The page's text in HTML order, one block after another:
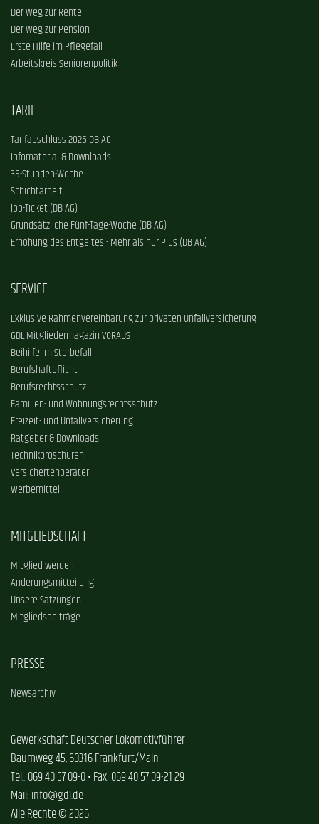
Der Weg zur Rente
Der Weg zur Pension
Erste Hilfe im Pflegefall
Arbeitskreis Seniorenpolitik
TARIF
Tarifabschluss 2026 DB AG
Infomaterial & Downloads
35-Stunden-Woche
Schichtarbeit
Job-Ticket (DB AG)
Grundsätzliche Fünf-Tage-Woche (DB AG)
Erhöhung des Entgeltes - Mehr als nur Plus (DB AG)
SERVICE
Exklusive Rahmenvereinbarung zur privaten Unfallversicherung
GDL-Mitgliedermagazin VORAUS
Beihilfe im Sterbefall
Berufshaftpflicht
Berufsrechtsschutz
Familien- und Wohnungsrechtsschutz
Freizeit- und Unfallversicherung
Ratgeber & Downloads
Technikbroschüren
Versichertenberater
Werbemittel
MITGLIEDSCHAFT
Mitglied werden
Änderungsmitteilung
Unsere Satzungen
Mitgliedsbeiträge
PRESSE
Newsarchiv
Gewerkschaft Deutscher Lokomotivführer
Baumweg 45, 60316 Frankfurt/Main
Tel.: 069 40 57 09-0 • Fax: 069 40 57 09-21 29
Mail: info@gdl.de
Alle Rechte © 2026